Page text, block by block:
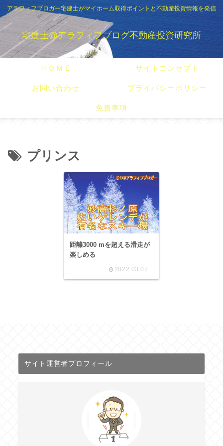
アラフィフブロガー宅建士がマイホーム取得ポイントと不動産投資情報を発信
宅建士@アラフィフブログ不動産投資研究所
ＨＯＭＥ サイトコンセプト
お問い合わせ プライバシーポリシー
免責事項
プリンス
距離3000 mを超える滑走が
楽しめる
2022.03.07
サイト運営者プロフィール